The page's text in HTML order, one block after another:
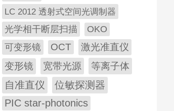
LC 2012 透射式空间光调制器
光学相干断层扫描
OKO
可变形镜
OCT
激光准直仪
变形镜
宽带光源 等离子体
自准直仪
位敏探测器
PIC star-photonics